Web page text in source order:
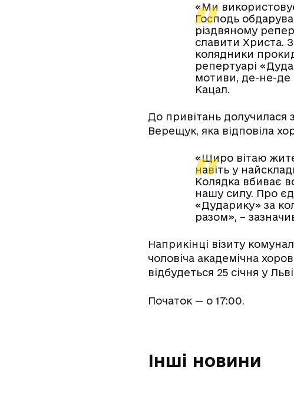
«Ми
Господь
різдвяному
славити Христа.
колядники
репертуарі
мотиви, де-не-де
Кацал.
До привітань долучилася
Верещук, яка відповіла
«Щиро вітаю
навіть у
Колядка вбиває
нашу силу. Про
«Дударику» за
разом», –
Наприкінці візиту
чоловіча академічна
відбудеться 25 січня у
Початок — о 17:00.
Інші новини